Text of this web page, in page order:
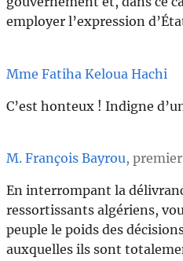
employer l’expression
Mme Fatiha Keloua Hachi
C’est honteux ! Indigne
M. François Bayrou,
En interrompant la
ressortissants algériens,
peuple le poids des
auxquelles ils sont